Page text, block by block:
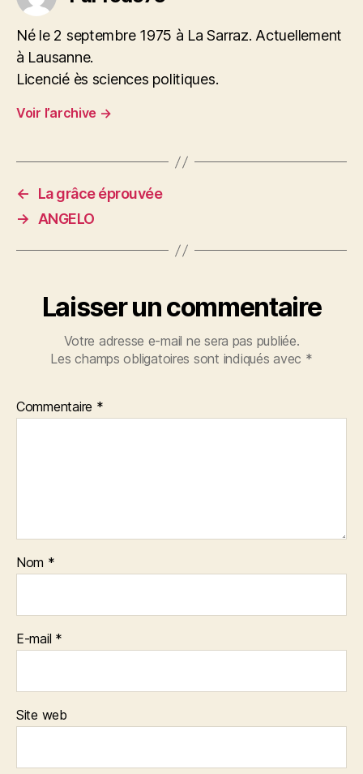
Né le 2 septembre 1975 à La Sarraz. Actuellement
à Lausanne.
Licencié ès sciences politiques.
Voir l’archive →
←
La grâce éprouvée
→
ANGELO
Laisser un commentaire
Votre adresse e-mail ne sera pas publiée.
Les champs obligatoires sont indiqués avec *
Commentaire *
Nom *
E-mail *
Site web